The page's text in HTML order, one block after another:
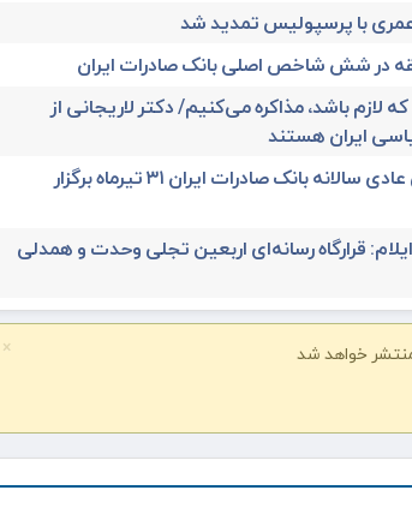
عمری با پرسپولیس تمدید شد
در شش شاخص اصلی بانک صادرات ایران
لازم باشد، مذاکره می‌کنیم/ دکتر لاریجانی از
ایران هستند
مجمع عمومی عادی سالانه بانک صادرات ایران ۳۱ تیرماه برگزار
قرارگاه رسانه‌ای اربعین تجلی وحدت و همدلی
×